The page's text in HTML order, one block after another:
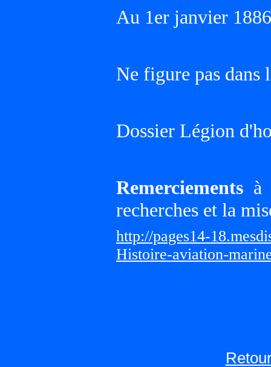
Au 1er janvier
Ne figure pas dans
Dossier Légion
Remerciements à
recherches et la
http://pages14-
Histoire-aviation-